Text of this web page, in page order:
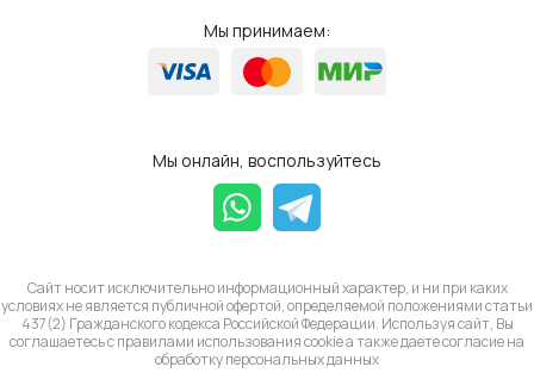
Мы принимаем:
Мы онлайн, воспользуйтесь
Сайт носит исключительно информационный характер, и ни при каких
условиях не является публичной офертой, определяемой положениями статьи
437(2) Гражданского кодекса Российской Федерации. Используя сайт, Вы
соглашаетесь с правилами использования cookie а также даете согласие на
обработкуперсональных данных